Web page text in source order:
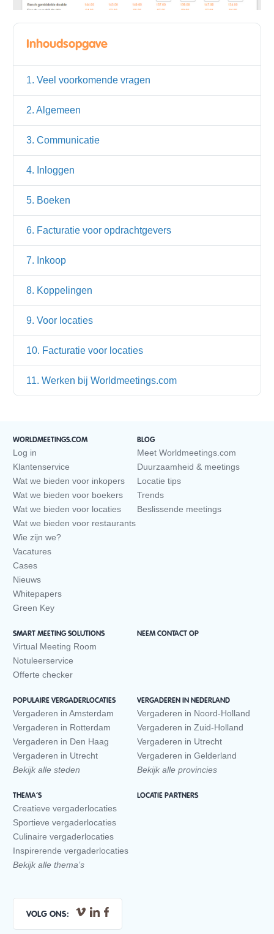
Inhoudsopgave
1. Veel voorkomende vragen
2. Algemeen
3. Communicatie
4. Inloggen
5. Boeken
6. Facturatie voor opdrachtgevers
7. Inkoop
8. Koppelingen
9. Voor locaties
10. Facturatie voor locaties
11. Werken bij Worldmeetings.com
WORLDMEETINGS.COM
Log in
Klantenservice
Wat we bieden voor inkopers
Wat we bieden voor boekers
Wat we bieden voor locaties
Wat we bieden voor restaurants
Wie zijn we?
Vacatures
Cases
Nieuws
Whitepapers
Green Key
BLOG
Meet Worldmeetings.com
Duurzaamheid & meetings
Locatie tips
Trends
Beslissende meetings
SMART MEETING SOLUTIONS
Virtual Meeting Room
Notuleerservice
Offerte checker
NEEM CONTACT OP
POPULAIRE VERGADERLOCATIES
Vergaderen in Amsterdam
Vergaderen in Rotterdam
Vergaderen in Den Haag
Vergaderen in Utrecht
Bekijk alle steden
VERGADEREN IN NEDERLAND
Vergaderen in Noord-Holland
Vergaderen in Zuid-Holland
Vergaderen in Utrecht
Vergaderen in Gelderland
Bekijk alle provincies
THEMA’S
Creatieve vergaderlocaties
Sportieve vergaderlocaties
Culinaire vergaderlocaties
Inspirerende vergaderlocaties
Bekijk alle thema’s
LOCATIE PARTNERS
VOLG ONS: